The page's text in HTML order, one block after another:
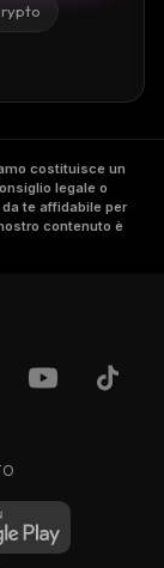
costituisce un
legale o
te affidabile per
contenuto è